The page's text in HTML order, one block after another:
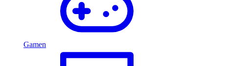
Gamen